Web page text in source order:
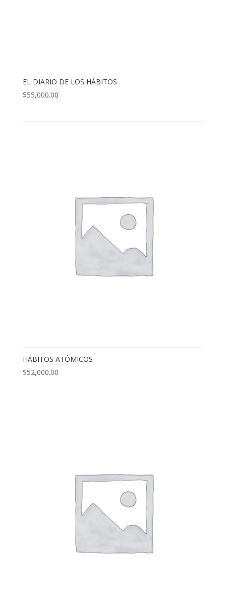
EL DIARIO DE LOS HÁBITOS
$55,000.00
HÁBITOS ATÓMICOS
$52,000.00